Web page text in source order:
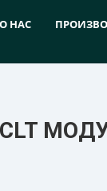
О НАС